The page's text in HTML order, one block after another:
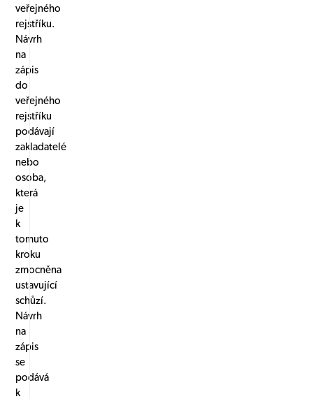
veřejného
rejstříku.
Návrh
na
zápis
do
veřejného
rejstříku
podávají
zakladatelé
nebo
osoba,
která
je
k
tomuto
kroku
zmocněna
ustavující
schůzí.
Návrh
na
zápis
se
podává
k